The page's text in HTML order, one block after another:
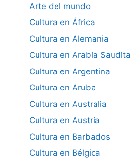
Arte del mundo
Cultura en África
Cultura en Alemania
Cultura en Arabia Saudita
Cultura en Argentina
Cultura en Aruba
Cultura en Australia
Cultura en Austria
Cultura en Barbados
Cultura en Bélgica